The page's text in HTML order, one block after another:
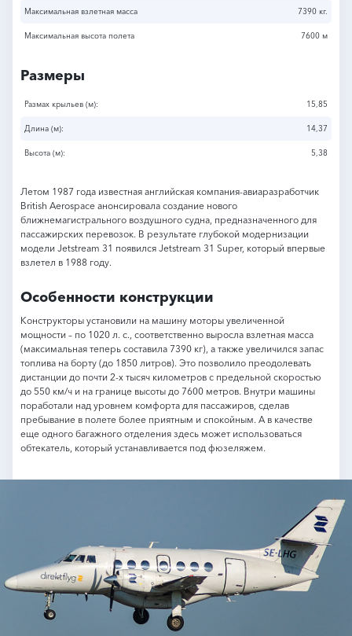
Максимальная взлетная масса 7390 кг.
Максимальная высота полета 7600 м
Размеры
Размах крыльев (м): 15,85
Длина (м): 14,37
Высота (м): 5,38
Летом 1987 года известная английская компания-авиаразработчик
British Aerospace анонсировала создание нового
ближнемагистрального воздушного судна, предназначенного для
пассажирских перевозок. В результате глубокой модернизации
модели Jetstream 31 появился Jetstream 31 Super, который впервые
взлетел в 1988 году.
Особенности конструкции
Конструкторы установили на машину моторы увеличенной
мощности – по 1020 л. с., соответственно выросла взлетная масса
(максимальная теперь составила 7390 кг), а также увеличился запас
топлива на борту (до 1850 литров). Это позволило преодолевать
дистанции до почти 2-х тысяч километров с предельной скоростью
до 550 км/ч и на границе высоты до 7600 метров. Внутри машины
поработали над уровнем комфорта для пассажиров, сделав
пребывание в полете более приятным и спокойным. А в качестве
еще одного багажного отделения здесь может использоваться
обтекатель, который устанавливается под фюзеляжем.